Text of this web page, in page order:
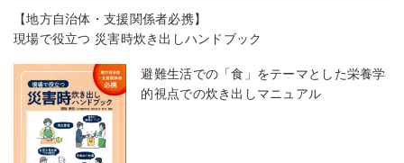
【地方自治体・支援関係者必携】
現場で役立つ 災害時炊き出しハンドブック
避難生活での「食」をテーマとした栄養学
的視点での炊き出しマニュアル